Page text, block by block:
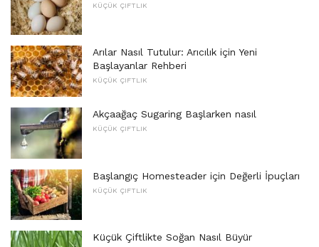
KÜÇÜK ÇIFTLIK
Arılar Nasıl Tutulur: Arıcılık için Yeni
Başlayanlar Rehberi
KÜÇÜK ÇIFTLIK
Akçaağaç Sugaring Başlarken nasıl
KÜÇÜK ÇIFTLIK
Başlangıç ​​Homesteader için Değerli İpuçları
KÜÇÜK ÇIFTLIK
Küçük Çiftlikte Soğan Nasıl Büyür